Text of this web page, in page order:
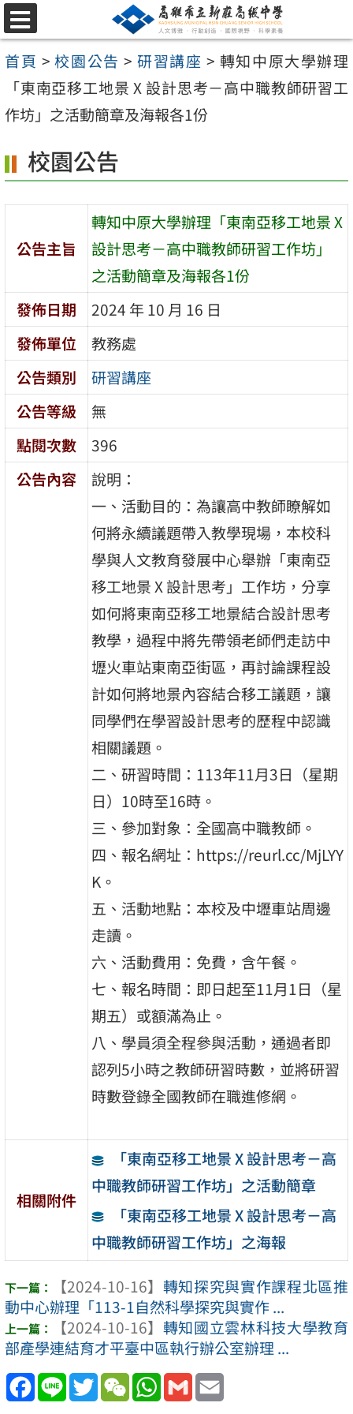
跳
至
主
內
區
選
單
首頁 >校園公告 >研習講座 > 轉知中原大學辦理
「東南亞移工地景 X 設計思考－高中職教師研習工
作坊」之活動簡章及海報各1份
校園公告
公告主旨
轉知中原大學辦理「東南亞移工地景 X
設計思考－高中職教師研習工作坊」
之活動簡章及海報各1份
發佈日期
2024 年 10 月 16 日
發佈單位
教務處
公告類別
研習講座
公告等級
無
點閱次數
396
公告內容
說明：
一、活動目的：為讓高中教師瞭解如
何將永續議題帶入教學現場，本校科
學與人文教育發展中心舉辦「東南亞
移工地景 X 設計思考」工作坊，分享
如何將東南亞移工地景結合設計思考
教學，過程中將先帶領老師們走訪中
壢火車站東南亞街區，再討論課程設
計如何將地景內容結合移工議題，讓
同學們在學習設計思考的歷程中認識
相關議題。
二、研習時間：113年11月3日（星期
日）10時至16時。
三、參加對象：全國高中職教師。
四、報名網址：https://reurl.cc/MjLYY
K。
五、活動地點：本校及中壢車站周邊
走讀。
六、活動費用：免費，含午餐。
七、報名時間：即日起至11月1日（星
期五）或額滿為止。
八、學員須全程參與活動，通過者即
認列5小時之教師研習時數，並將研習
時數登錄全國教師在職進修網。
相關附件
「東南亞移工地景 X 設計思考－高
中職教師研習工作坊」之活動簡章
「東南亞移工地景 X 設計思考－高
中職教師研習工作坊」之海報
【2024-10-16】 轉知探究與實作課程北區推
動中心辦理「113-1自然科學探究與實作 ...
【2024-10-16】 轉知國立雲林科技大學教育
部產學連結育才平臺中區執行辦公室辦理 ...
Facebook
Line TwitterWeChatWhatsApp
Gmail